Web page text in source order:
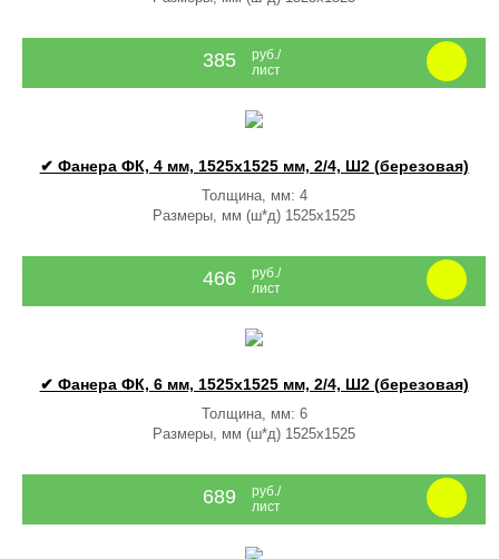
385
руб./
лист
✔ Фанера ФК, 4 мм, 1525x1525 мм, 2/4, Ш2 (березовая)
Толщина, мм: 4
Размеры, мм (ш*д) 1525x1525
466
руб./
лист
✔ Фанера ФК, 6 мм, 1525x1525 мм, 2/4, Ш2 (березовая)
Толщина, мм: 6
Размеры, мм (ш*д) 1525x1525
689
руб./
лист